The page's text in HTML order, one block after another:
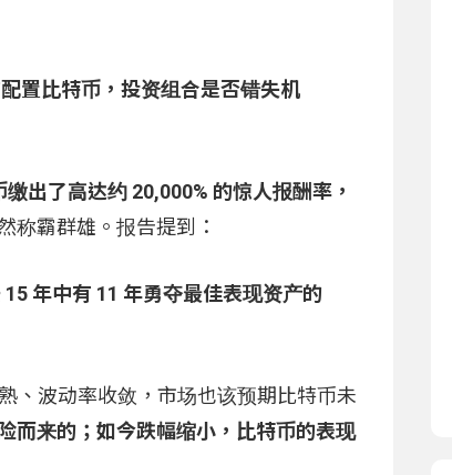
置比特币，投资组合是否错失机
出了高达约 20,000% 的惊人报酬率，
称霸群雄。报告提到：
年中有 11 年勇夺最佳表现资产的
、波动率收敛，市场也该预期比特币未
而来的；如今跌幅缩小，比特币的表现